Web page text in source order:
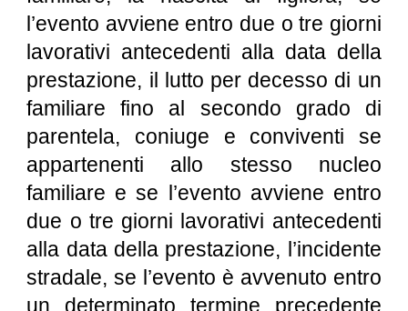
l’evento avviene entro due o tre giorni
lavorativi antecedenti alla data della
prestazione, il lutto per decesso di un
familiare fino al secondo grado di
parentela, coniuge e conviventi se
appartenenti allo stesso nucleo
familiare e se l’evento avviene entro
due o tre giorni lavorativi antecedenti
alla data della prestazione, l’incidente
stradale, se l’evento è avvenuto entro
un determinato termine precedente